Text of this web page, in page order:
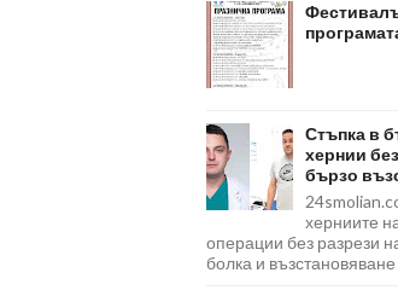
Стъпка в
хернии
бързо
херниите
операции без разрези
болка и възстановяване